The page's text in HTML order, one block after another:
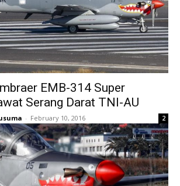
EMB-314 Super
Serang Darat TNI-AU
- February 10, 2016 2